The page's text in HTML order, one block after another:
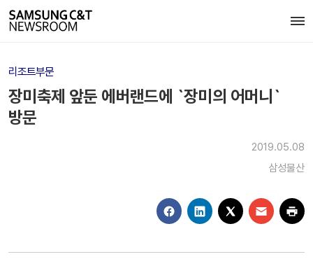
리조트부문
장미축제 앞둔 에버랜드에 `장미의 어머니`
방문
2019.05.08
삼성물산